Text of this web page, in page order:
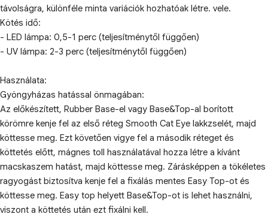
távolságra, különféle minta variációk hozhatóak létre. vele.
Kötés idő:
- LED lámpa: 0,5-1 perc (teljesítménytől függően)
- UV lámpa: 2-3 perc (teljesítménytől függően)
Használata:
Gyöngyházas hatással önmagában:
Az előkészített, Rubber Base-el vagy Base&Top-al borított
körömre kenje fel az első réteg Smooth Cat Eye lakkzselét, majd
köttesse meg. Ezt követően vigye fel a második réteget és
köttetés előtt, mágnes toll használatával hozza létre a kívánt
macskaszem hatást, majd köttesse meg. Zárásképpen a tökéletes
ragyogást biztosítva kenje fel a fixálás mentes Easy Top-ot és
köttesse meg. Easy top helyett Base&Top-ot is lehet használni,
viszont a köttetés után ezt fixálni kell.